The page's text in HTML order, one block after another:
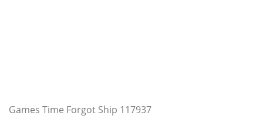
Games Time Forgot Ship 117937